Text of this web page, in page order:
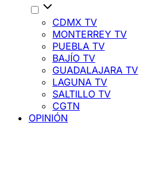
CDMX TV
MONTERREY TV
PUEBLA TV
BAJÍO TV
GUADALAJARA TV
LAGUNA TV
SALTILLO TV
CGTN
OPINIÓN